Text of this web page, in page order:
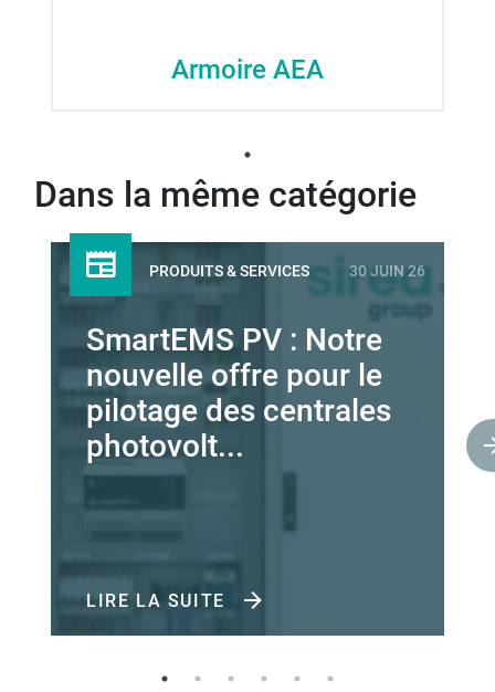
Armoire AEA
Dans la même catégorie
PRODUITS & SERVICES 30 JUIN 26
SmartEMS PV : Notre
nouvelle offre pour le
pilotage des centrales
photovolt...
LIRE LA SUITE